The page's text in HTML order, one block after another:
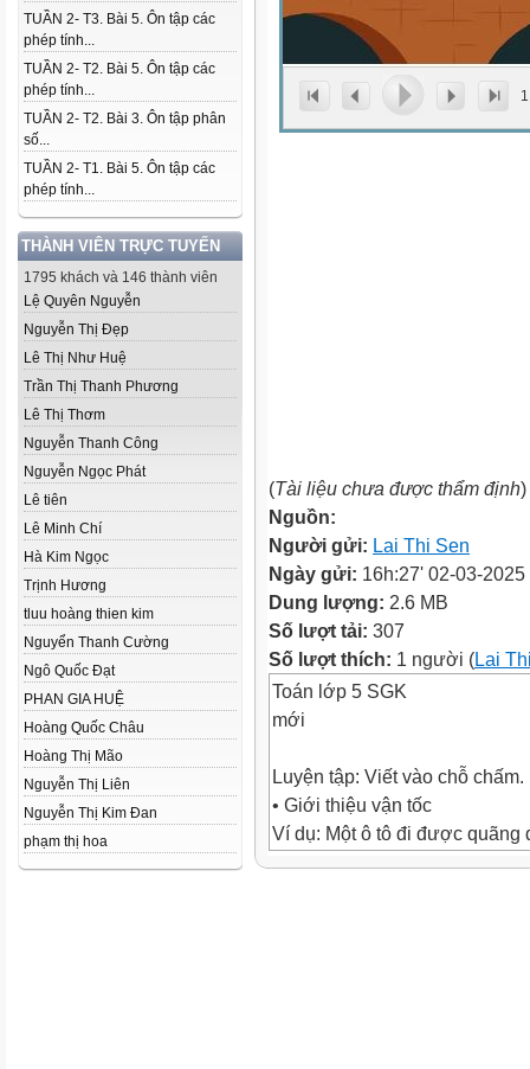
TUẦN 2- T3. Bài 5. Ôn tập các
phép tính...
TUẦN 2- T2. Bài 5. Ôn tập các
phép tính...
TUẦN 2- T2. Bài 3. Ôn tập phân
số...
TUẦN 2- T1. Bài 5. Ôn tập các
phép tính...
THÀNH VIÊN TRỰC TUYẾN
1795 khách và 146 thành viên
Lệ Quyên Nguyễn
Nguyễn Thị Đẹp
Lê Thị Như Huệ
Trần Thị Thanh Phương
Lê Thị Thơm
Nguyễn Thanh Công
Nguyễn Ngọc Phát
Lê tiên
Lê Minh Chí
Hà Kim Ngọc
Trịnh Hương
tluu hoàng thien kim
Nguyển Thanh Cường
Ngô Quốc Đạt
PHAN GIA HUỆ
Hoàng Quốc Châu
Hoàng Thị Mão
Nguyễn Thị Liên
Nguyễn Thị Kim Đan
phạm thị hoa
1
(Tài liệu chưa được thẩm định)
Nguồn:
Người gửi: Lai Thi Sen
Ngày gửi: 16h:27' 02-03-2025
Dung lượng: 2.6 MB
Số lượt tải: 307
Số lượt thích: 1 người (Lai
Toán lớp 5 SGK
mới
Luyện tập: Viết vào chỗ chấm.
• Giới thiệu vận tốc
Ví dụ: Một ô tô đi được quãng